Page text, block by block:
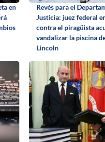
en
Revés para el
Justicia: juez federal
contra el piragüista
vandalizar la piscina
Lincoln